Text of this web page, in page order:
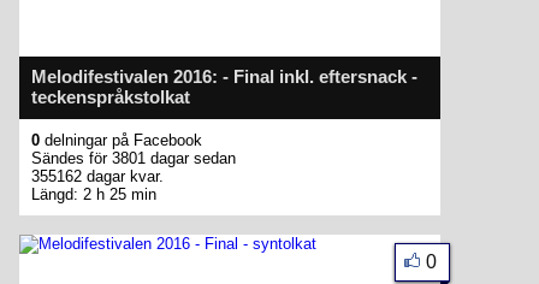
Melodifestivalen 2016: - Final inkl. eftersnack -
teckenspråkstolkat
0 delningar på Facebook
Sändes för 3801 dagar sedan
355162 dagar kvar.
Längd: 2 h 25 min
0